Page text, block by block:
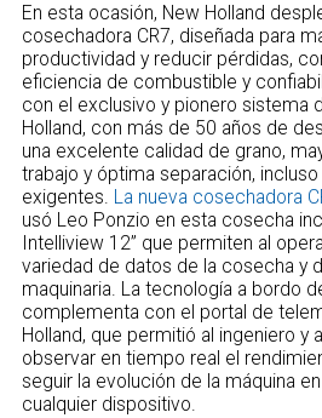
En esta ocasión, New Holland
cosechadora CR7, diseñada para
productividad y reducir pérdidas,
eficiencia de combustible y
con el exclusivo y pionero sistema
Holland, con más de 50 años de
una excelente calidad de grano,
trabajo y óptima separación,
exigentes. La nueva cosechadora
usó Leo Ponzio en esta cosecha
Intelliview 12” que permiten al
variedad de datos de la cosecha y
maquinaria. La tecnología a bordo
complementa con el portal de
Holland, que permitió al ingeniero y
observar en tiempo real el
seguir la evolución de la máquina
cualquier dispositivo.